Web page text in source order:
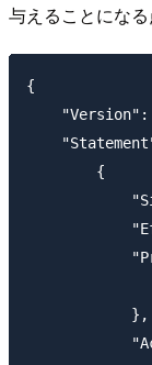
与えることになる
{
        {
            },